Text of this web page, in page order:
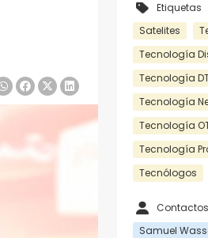
Etiquetas
Satelites
Tecnología
Tecnología
Tecnología
Tecnología
Tecnología
Tecnólogos
Contactos
Samuel